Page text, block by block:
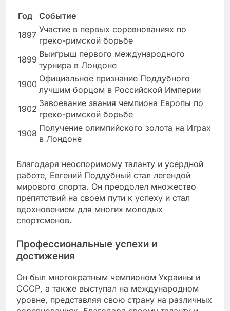
Год
Событие
1897
Участие в первых соревнованиях по
греко-римской борьбе
1899
Выигрыш первого международного
турнира в Лондоне
1900
Официальное признание Поддубного
лучшим борцом в Российской Империи
1902
Завоевание звания чемпиона Европы по
греко-римской борьбе
1908
Получение олимпийского золота на Играх
в Лондоне
Благодаря неоспоримому таланту и усердной
работе, Евгений Поддубный стал легендой
мирового спорта. Он преодолел множество
препятствий на своем пути к успеху и стал
вдохновением для многих молодых
спортсменов.
Профессиональные успехи и
достижения
Он был многократным чемпионом Украины и
СССР, а также выступал на международном
уровне, представляя свою страну на различных